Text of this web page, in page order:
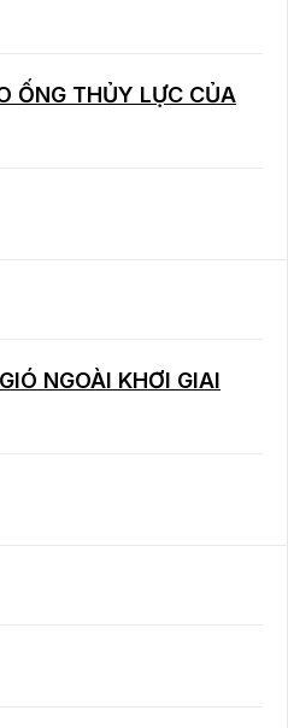
ỐNG THỦY LỰC CỦA
NGOÀI KHƠI GIAI